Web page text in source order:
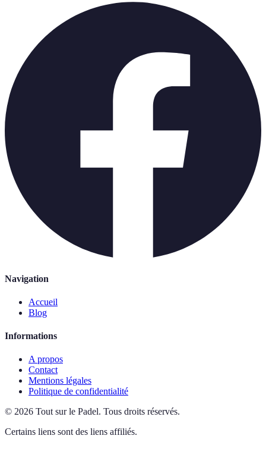
Navigation
Accueil
Blog
Informations
A propos
Contact
Mentions légales
Politique de confidentialité
© 2026 Tout sur le Padel. Tous droits réservés.
Certains liens sont des liens affiliés.